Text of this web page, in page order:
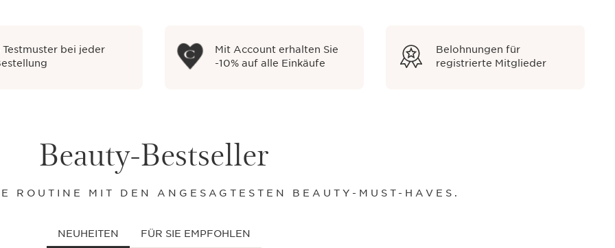
Testmuster bei jeder
Mit Account erhalten Sie
-10% auf alle Einkäufe
Belohnungen für
registrierte Mitglieder
Beauty-Bestseller
ROUTINE MIT DEN ANGESAGTESTEN BEAUTY-MUST-HAVES.
NEUHEITEN FÜR SIE EMPFOHLEN